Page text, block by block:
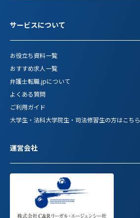
サービスについて
お役立ち資料一覧
おすすめ求人一覧
弁護士転職.jpについて
よくある質問
ご利用ガイド
大学生・法科大学院生・司法修習生の方はこちら
運営会社